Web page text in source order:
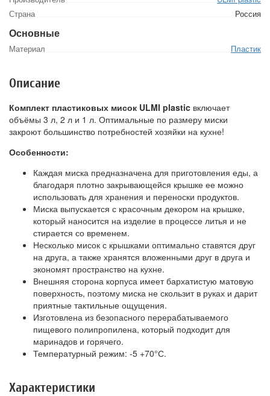
Страна
Россия
Основные
Материал Пластик
Описание
Комплект пластиковых мисок ULMI plastic включает
объёмы 3 л, 2 л и 1 л. Оптимальные по размеру миски
закроют большинство потребностей хозяйки на кухне!
Особенности:
Каждая миска предназначена для приготовления еды, а
благодаря плотно закрывающейся крышке ее можно
использовать для хранения и переноски продуктов.
Миска выпускается с красочным декором на крышке,
который наносится на изделие в процессе литья и не
стирается со временем.
Несколько мисок с крышками оптимально ставятся друг
на друга, а также хранятся вложенными друг в друга и
экономят пространство на кухне.
Внешняя сторона корпуса имеет бархатистую матовую
поверхность, поэтому миска не скользит в руках и дарит
приятные тактильные ощущения.
Изготовлена из безопасного перерабатываемого
пищевого полипропилена, который подходит для
маринадов и горячего.
Температурный режим: -5 +70°С.
Характеристики